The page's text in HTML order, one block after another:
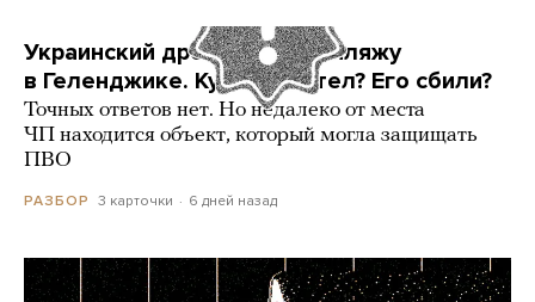
Украинский дрон попал по пляжу
в Геленджике. Куда он летел? Его сбили?
Точных ответов нет. Но недалеко от места
ЧП находится объект, который могла защищать
ПВО
РАЗБОР 3 карточки 6 дней назад